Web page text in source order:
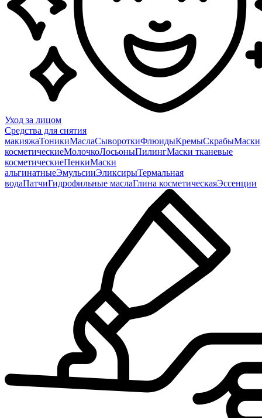
Уход за лицом
Средства для снятия
макияжаТоникиМаслаСывороткиФлюидыКремыСкрабыМаски
косметическиеМолочкоЛосьоныПилингМаски тканевые
косметическиеПенкиМаски
альгинатныеЭмульсииЭликсирыТермальная
водаПатчиГидрофильные маслаГлина косметическаяЭссенции